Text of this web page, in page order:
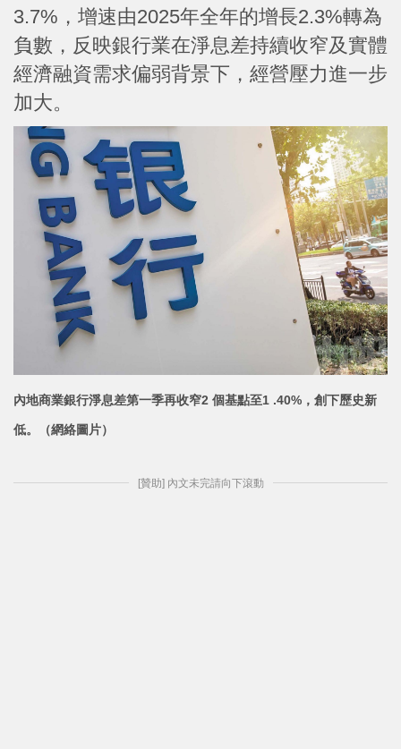
3.7%，增速由2025年全年的增長2.3%轉為
負數，反映銀行業在淨息差持續收窄及實體
經濟融資需求偏弱背景下，經營壓力進一步
加大。
內地商業銀行淨息差第一季再收窄2 個基點至1 .40%，創下歷史新
低。（網絡圖片）
[贊助] 內文未完請向下滾動